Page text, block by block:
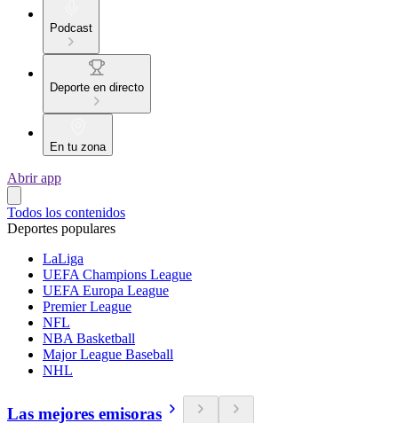
Podcast
Deporte en directo
En tu zona
Abrir app
Todos los contenidos
Deportes populares
LaLiga
UEFA Champions League
UEFA Europa League
Premier League
NFL
NBA Basketball
Major League Baseball
NHL
Las mejores emisoras